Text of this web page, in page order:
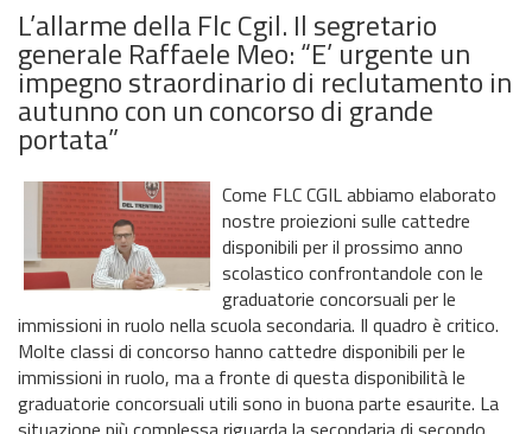
L’allarme della Flc Cgil. Il segretario
generale Raffaele Meo: “E’ urgente un
impegno straordinario di reclutamento in
autunno con un concorso di grande
portata”
Come FLC CGIL abbiamo elaborato
nostre proiezioni sulle cattedre
disponibili per il prossimo anno
scolastico confrontandole con le
graduatorie concorsuali per le
immissioni in ruolo nella scuola secondaria. Il quadro è critico.
Molte classi di concorso hanno cattedre disponibili per le
immissioni in ruolo, ma a fronte di questa disponibilità le
graduatorie concorsuali utili sono in buona parte esaurite. La